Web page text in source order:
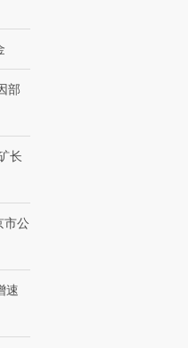
机”？难民潮撕裂西班牙
飞地休达
CFO：不靠规模取胜，华
住三大增长引擎是什么？
部
长
市公
速